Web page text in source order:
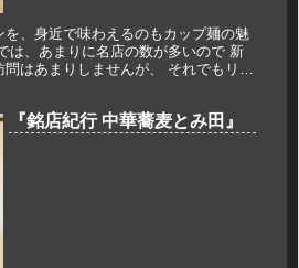
、身近で味わえるのもカップ麺の魅
は、あまりに名店の数が多いので 新
はあまりしませんが、 それでもリピ
『銘店紀行 中華蕎麦とみ田』